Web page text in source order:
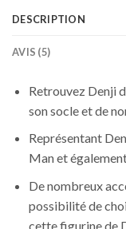
DESCRIPTION
AVIS (5)
Retrouvez Denji
son socle et de
Représentant
Man et
De nombreux
possibilité de
cette figurine de